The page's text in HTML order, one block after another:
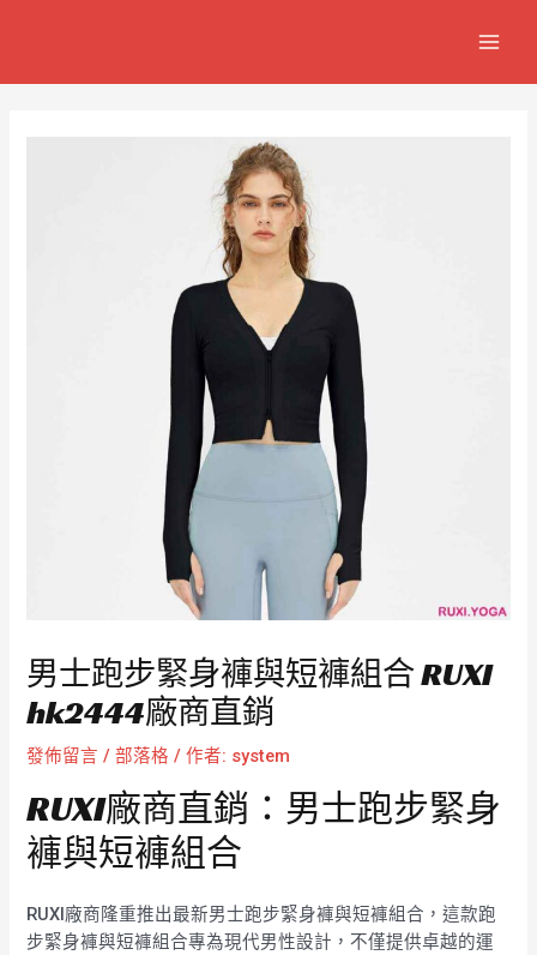
男士跑步緊身褲與短褲組合 RUXI
hk2444廠商直銷
發佈留言 /部落格 / 作者: system
RUXI廠商直銷：男士跑步緊身
褲與短褲組合
RUXI廠商隆重推出最新男士跑步緊身褲與短褲組合，這款跑
步緊身褲與短褲組合專為現代男性設計，不僅提供卓越的運